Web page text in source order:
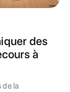
des
à
de la